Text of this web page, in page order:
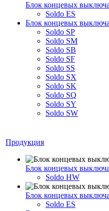
Блок концевых
Soldo ES
Блок концевых
Soldo SP
Soldo SM
Soldo SB
Soldo SF
Soldo SS
Soldo SX
Soldo SK
Soldo SQ
Soldo SY
Soldo SW
Продукция
Блок концевых
Soldo HW
Блок концевых
Soldo ES